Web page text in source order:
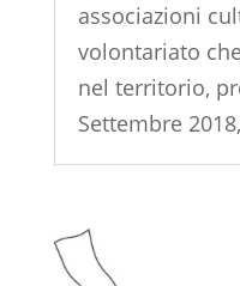
associazioni
volontariato
nel territorio,
Settembre